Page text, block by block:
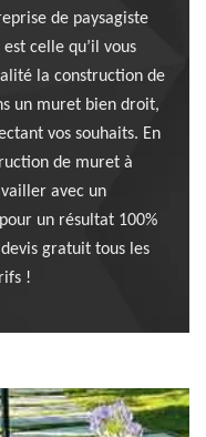
de paysagiste
celle qu’il vous
la construction de
un muret bien droit,
vos souhaits. En
de muret à
avec un
un résultat 100%
gratuit tous les
!